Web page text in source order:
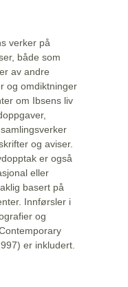
verker på
både som
av andre
og omdiktninger
om Ibsens liv
og aviser.
er også
eller
basert på
Innførsler i
og
er inkludert.